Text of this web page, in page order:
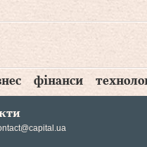
фінанси